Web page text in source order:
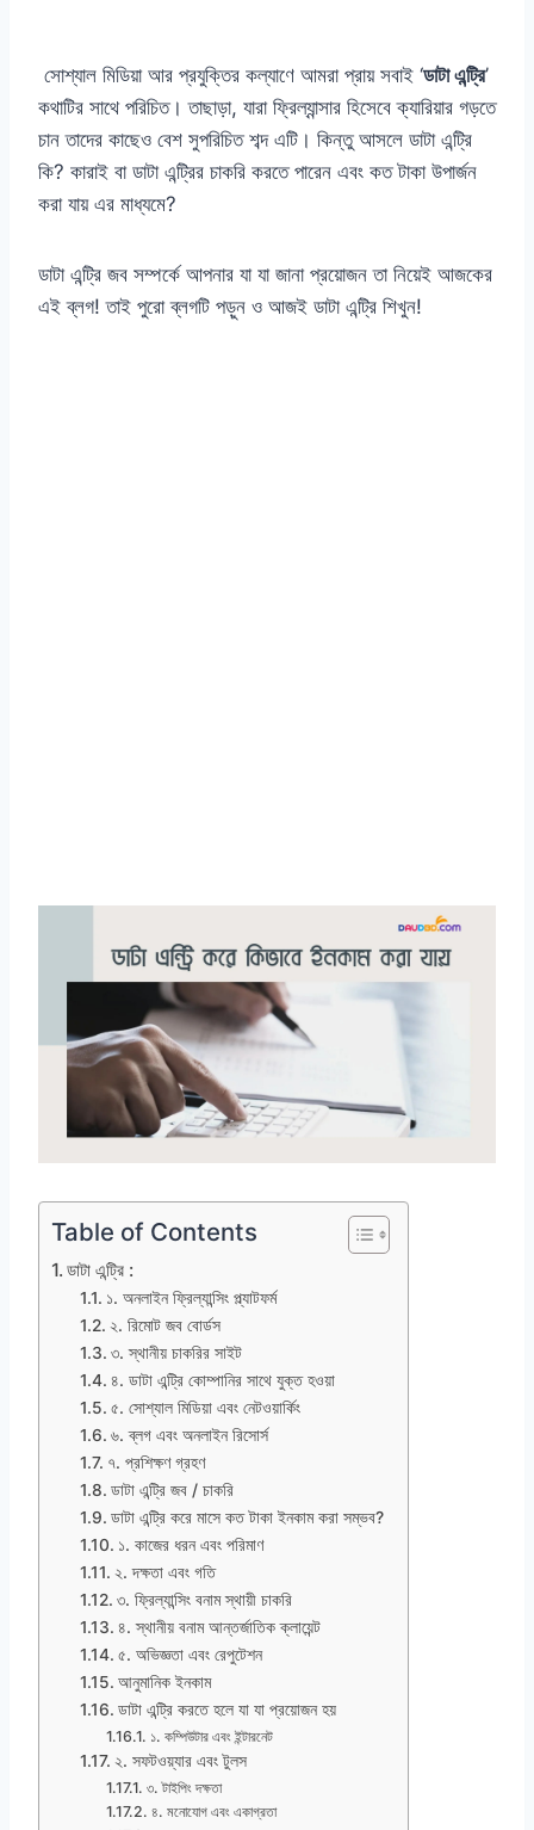
সোশ্যাল মিডিয়া আর প্রযুক্তির কল্যাণে আমরা প্রায় সবাই ‘ডাটা এন্ট্রি’
কথাটির সাথে পরিচিত। তাছাড়া, যারা ফ্রিল্যান্সার হিসেবে ক্যারিয়ার গড়তে
চান তাদের কাছেও বেশ সুপরিচিত শব্দ এটি। কিন্তু আসলে ডাটা এন্ট্রি
কি? কারাই বা ডাটা এন্ট্রির চাকরি করতে পারেন এবং কত টাকা উপার্জন
করা যায় এর মাধ্যমে?
ডাটা এন্ট্রি জব সম্পর্কে আপনার যা যা জানা প্রয়োজন তা নিয়েই আজকের
এই ব্লগ! তাই পুরো ব্লগটি পড়ুন ও আজই ডাটা এন্ট্রি শিখুন!
Table of Contents
ডাটা এন্ট্রি :
১. অনলাইন ফ্রিল্যান্সিং প্ল্যাটফর্ম
২. রিমোট জব বোর্ডস
৩. স্থানীয় চাকরির সাইট
৪. ডাটা এন্ট্রি কোম্পানির সাথে যুক্ত হওয়া
৫. সোশ্যাল মিডিয়া এবং নেটওয়ার্কিং
৬. ব্লগ এবং অনলাইন রিসোর্স
৭. প্রশিক্ষণ গ্রহণ
ডাটা এন্ট্রি জব / চাকরি
ডাটা এন্ট্রি করে মাসে কত টাকা ইনকাম করা সম্ভব?
১. কাজের ধরন এবং পরিমাণ
২. দক্ষতা এবং গতি
৩. ফ্রিল্যান্সিং বনাম স্থায়ী চাকরি
৪. স্থানীয় বনাম আন্তর্জাতিক ক্লায়েন্ট
৫. অভিজ্ঞতা এবং রেপুটেশন
আনুমানিক ইনকাম
ডাটা এন্ট্রি করতে হলে যা যা প্রয়োজন হয়
১. কম্পিউটার এবং ইন্টারনেট
২. সফটওয়্যার এবং টুলস
৩. টাইপিং দক্ষতা
৪. মনোযোগ এবং একাগ্রতা